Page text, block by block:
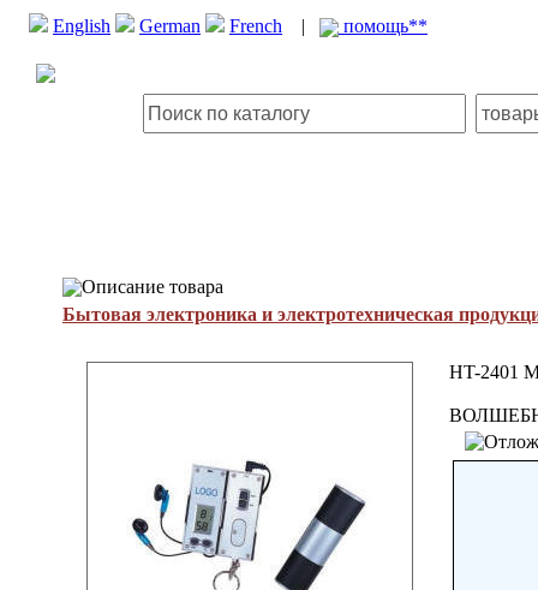
English German French | помощь**
Описание товара
Бытовая электроника и электротехническая
HT-2401